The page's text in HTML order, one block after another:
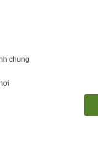
chung